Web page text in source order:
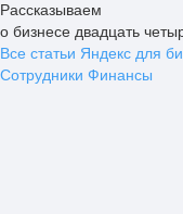
Рассказываем
о бизнесе двадцать
Все статьи Яндекс для
Сотрудники Финансы